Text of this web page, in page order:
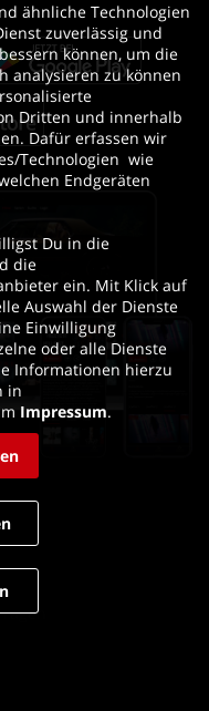
ähnliche Technologien
zuverlässig und
können, um die
analysieren zu können
Dritten und innerhalb
Dafür erfassen wir
Technologien  wie
Endgeräten
Du in die
die
ein. Mit Klick auf
Auswahl der Dienste
Einwilligung
oder alle Dienste
Informationen hierzu
in
Impressum.